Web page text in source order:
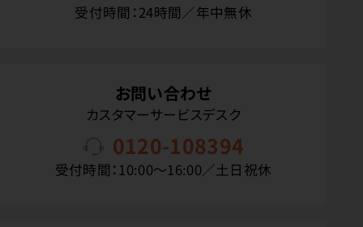
受付時間：24時間／年中無休
お問い合わせ
カスタマーサービスデスク
0120-108394
受付時間：10:00〜16:00／土日祝休